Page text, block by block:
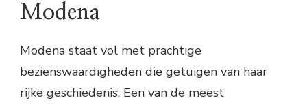
Modena
Modena staat vol met prachtige
bezienswaardigheden die getuigen van haar
rijke geschiedenis. Een van de meest